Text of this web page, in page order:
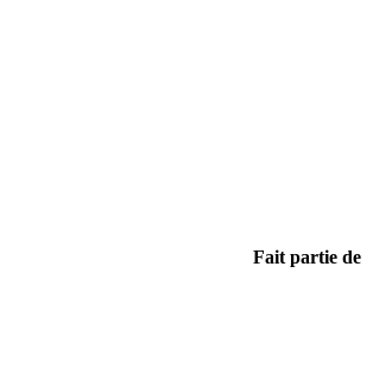
Fait partie de